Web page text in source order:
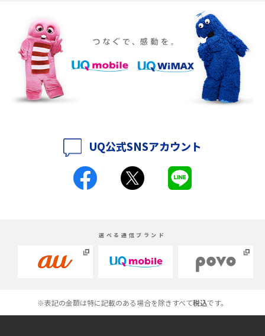
Discord（ディスコード）とは？使い方や用語の意味、便利な機能を解説
iPhone 16eとiPhone SE（第3世代）の違いは？サイズやスペックを比較
して解説
iPhone 16eとiPhone 14を徹底比較！スペック・機能の違いをわかりやす
iPhone 16シリーズのモデルを比較！価格・サイズ・カメラ性能の違いを
iPhone 16とiPhone 15の違いは？カメラ・スペック・機能を徹底比較
スマホが高い理由は？購入費用を抑える方法や端末を選ぶ時の注意点を
解説！
UQ公式SNSアカウント
選べる通信ブランド
※表記の金額は特に記載のある場合を除きすべて税込です。